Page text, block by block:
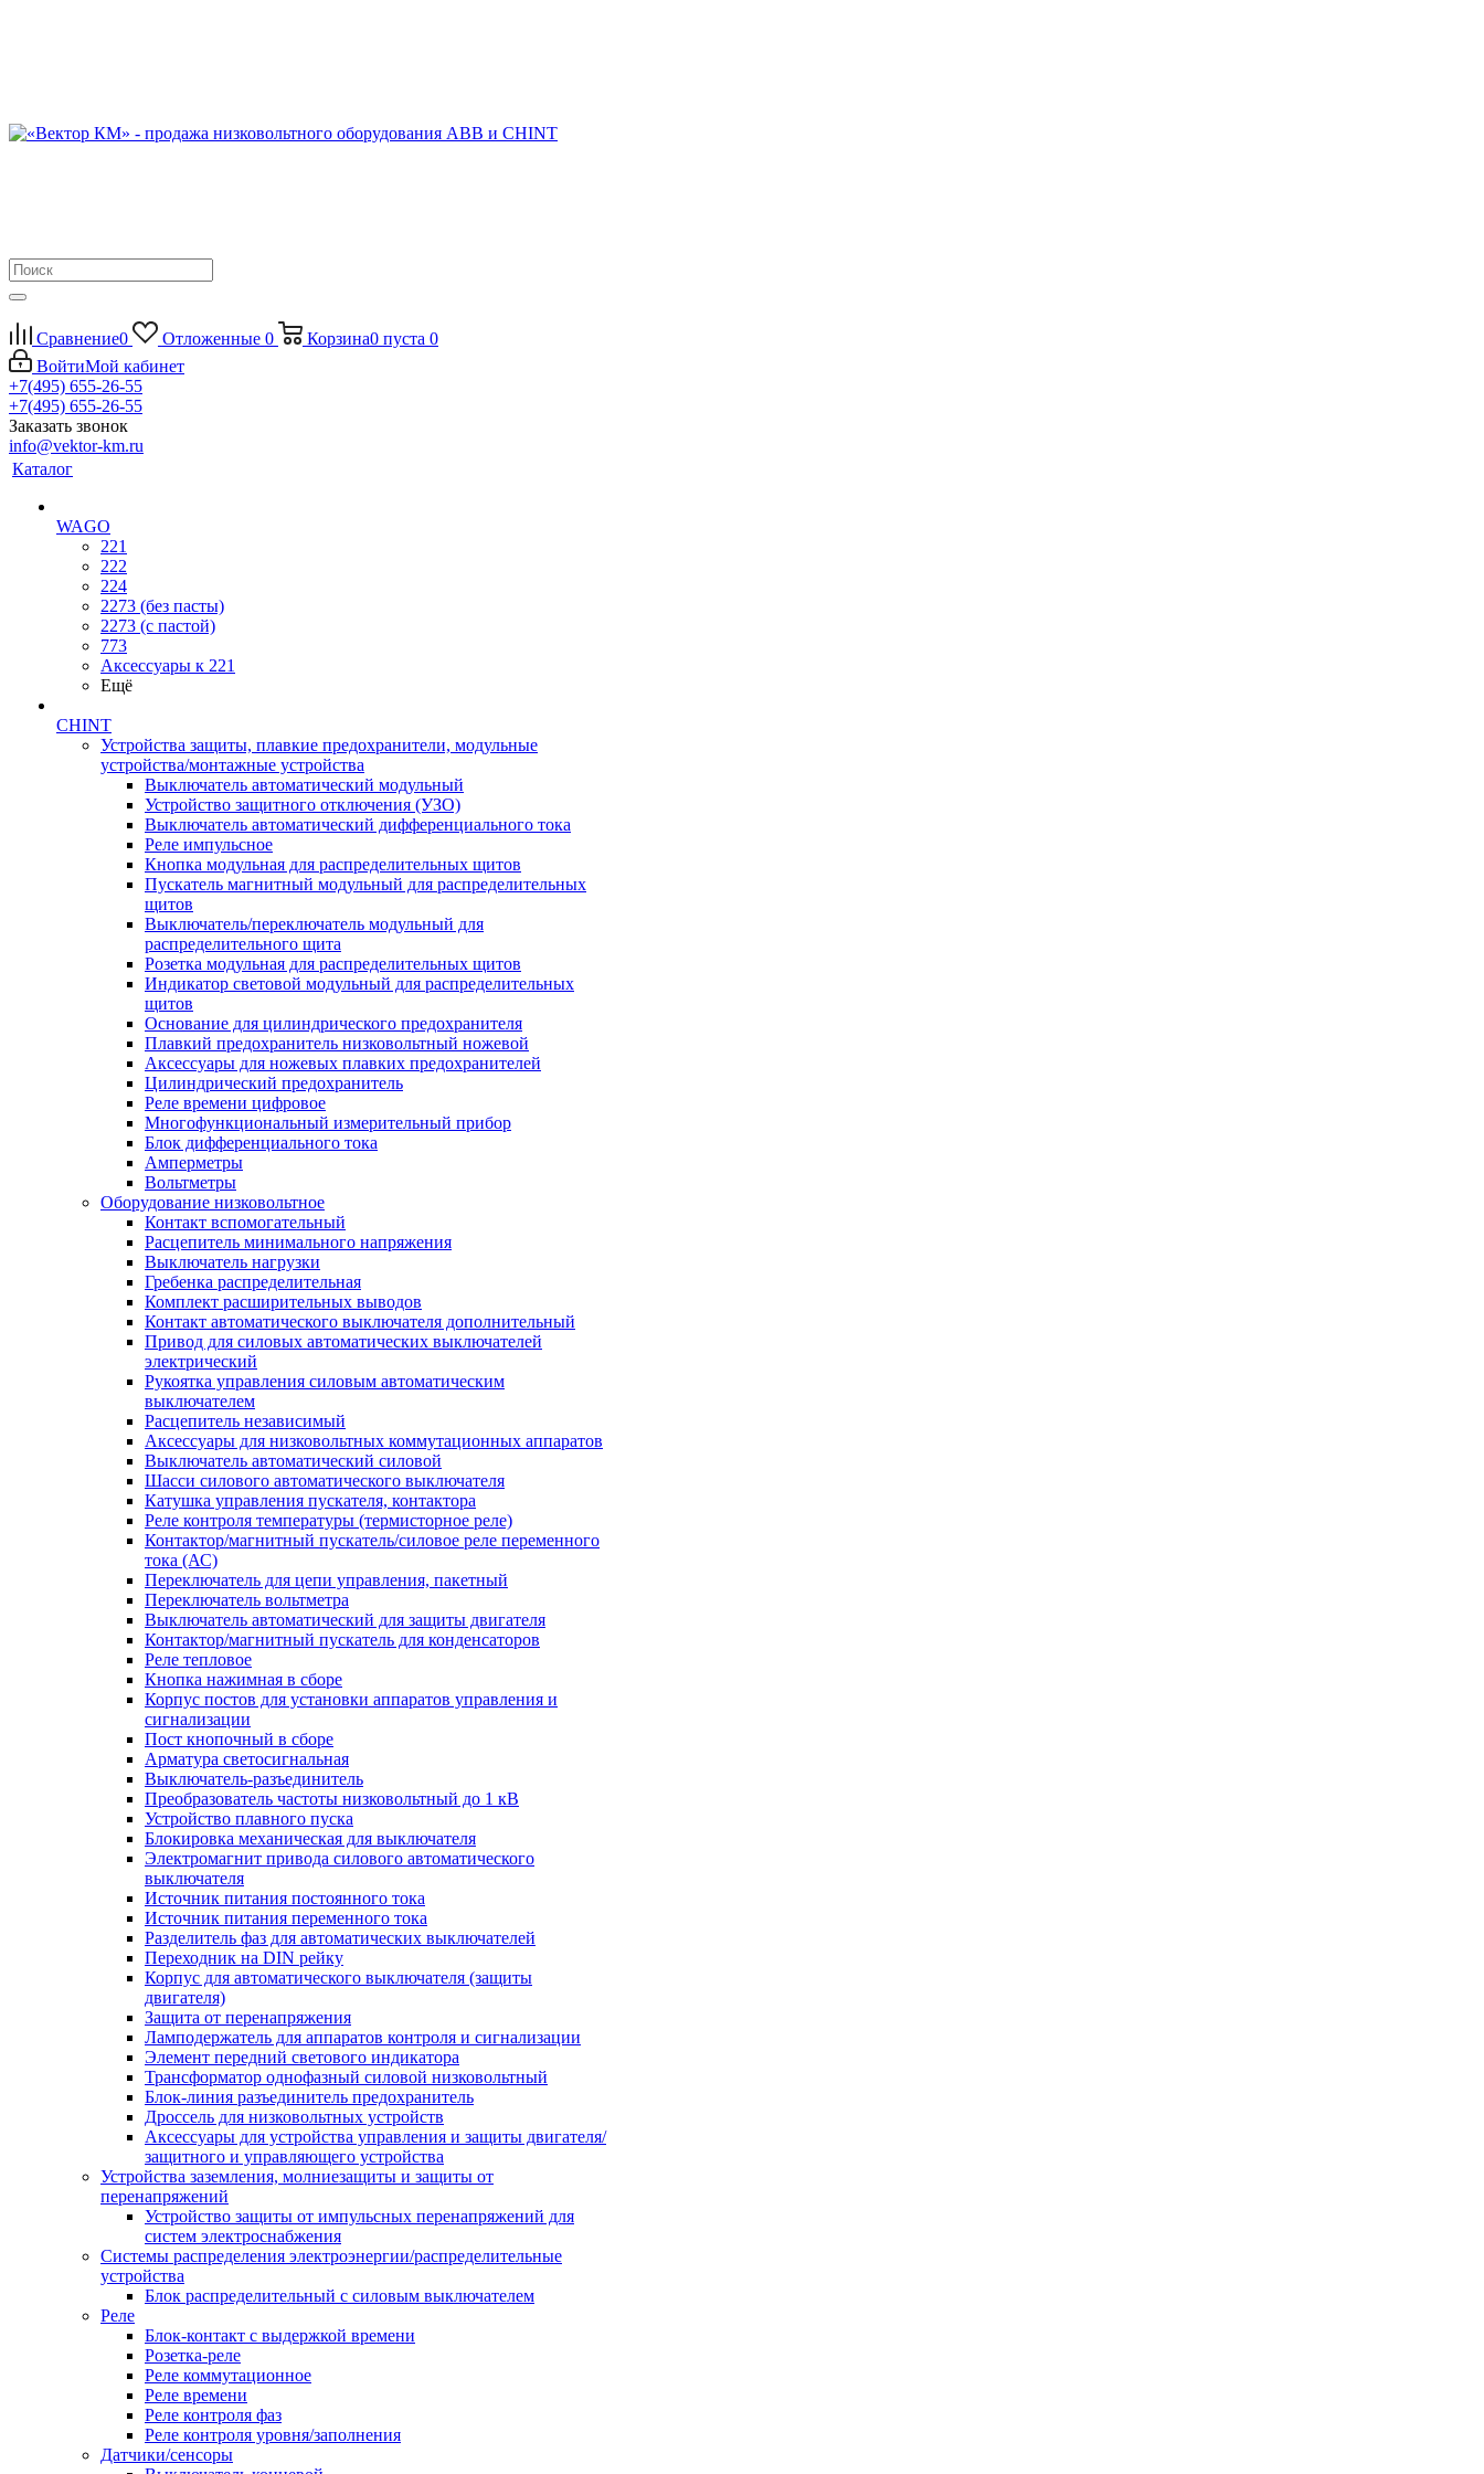
Сравнение0 Отложенные 0 Корзина0 пуста 0
ВойтиМой кабинет
+7(495) 655-26-55
+7(495) 655-26-55
Заказать звонок
info@vektor-km.ru
Каталог
WAGO
221
222
224
2273 (без пасты)
2273 (с пастой)
773
Аксессуары к 221
Ещё
CHINT
Устройства защиты, плавкие предохранители, модульные
устройства/монтажные устройства
Выключатель автоматический модульный
Устройство защитного отключения (УЗО)
Выключатель автоматический дифференциального тока
Реле импульсное
Кнопка модульная для распределительных щитов
Пускатель магнитный модульный для распределительных
щитов
Выключатель/переключатель модульный для
распределительного щита
Розетка модульная для распределительных щитов
Индикатор световой модульный для распределительных
щитов
Основание для цилиндрического предохранителя
Плавкий предохранитель низковольтный ножевой
Аксессуары для ножевых плавких предохранителей
Цилиндрический предохранитель
Реле времени цифровое
Многофункциональный измерительный прибор
Блок дифференциального тока
Амперметры
Вольтметры
Оборудование низковольтное
Контакт вспомогательный
Расцепитель минимального напряжения
Выключатель нагрузки
Гребенка распределительная
Комплект расширительных выводов
Контакт автоматического выключателя дополнительный
Привод для силовых автоматических выключателей
электрический
Рукоятка управления силовым автоматическим
выключателем
Расцепитель независимый
Аксессуары для низковольтных коммутационных аппаратов
Выключатель автоматический силовой
Шасси силового автоматического выключателя
Катушка управления пускателя, контактора
Реле контроля температуры (термисторное реле)
Контактор/магнитный пускатель/силовое реле переменного
тока (АС)
Переключатель для цепи управления, пакетный
Переключатель вольтметра
Выключатель автоматический для защиты двигателя
Контактор/магнитный пускатель для конденсаторов
Реле тепловое
Кнопка нажимная в сборе
Корпус постов для установки аппаратов управления и
сигнализации
Пост кнопочный в сборе
Арматура светосигнальная
Выключатель-разъединитель
Преобразователь частоты низковольтный до 1 кВ
Устройство плавного пуска
Блокировка механическая для выключателя
Электромагнит привода силового автоматического
выключателя
Источник питания постоянного тока
Источник питания переменного тока
Разделитель фаз для автоматических выключателей
Переходник на DIN рейку
Корпус для автоматического выключателя (защиты
двигателя)
Защита от перенапряжения
Ламподержатель для аппаратов контроля и сигнализации
Элемент передний светового индикатора
Трансформатор однофазный силовой низковольтный
Блок-линия разъединитель предохранитель
Дроссель для низковольтных устройств
Аксессуары для устройства управления и защиты двигателя/
защитного и управляющего устройства
Устройства заземления, молниезащиты и защиты от
перенапряжений
Устройство защиты от импульсных перенапряжений для
систем электроснабжения
Системы распределения электроэнергии/распределительные
устройства
Блок распределительный с силовым выключателем
Реле
Блок-контакт с выдержкой времени
Розетка-реле
Реле коммутационное
Реле времени
Реле контроля фаз
Реле контроля уровня/заполнения
Датчики/сенсоры